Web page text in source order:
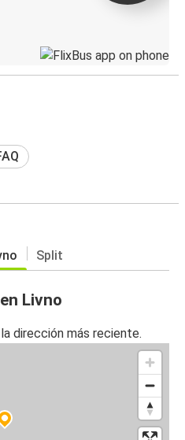
Split
Livno
dirección más reciente.